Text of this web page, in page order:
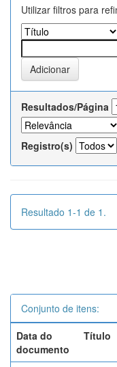
Utilizar filtros para
Resultados/Página
Registro(s)
Resultado 1-1 de 1.
Conjunto de itens:
Data do
documento
Título